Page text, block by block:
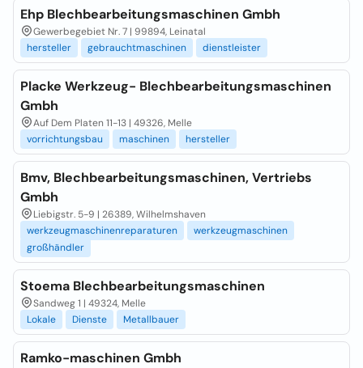
Ehp Blechbearbeitungsmaschinen Gmbh
Gewerbegebiet Nr. 7 | 99894, Leinatal
hersteller
gebrauchtmaschinen dienstleister
Placke Werkzeug- Blechbearbeitungsmaschinen
Gmbh
Auf Dem Platen 11-13 | 49326, Melle
vorrichtungsbau
maschinen hersteller
Bmv, Blechbearbeitungsmaschinen, Vertriebs
Gmbh
Liebigstr. 5-9 | 26389, Wilhelmshaven
werkzeugmaschinenreparaturen
werkzeugmaschinen
großhändler
Stoema Blechbearbeitungsmaschinen
Sandweg 1 | 49324, Melle
Lokale
Dienste Metallbauer
Ramko-maschinen Gmbh